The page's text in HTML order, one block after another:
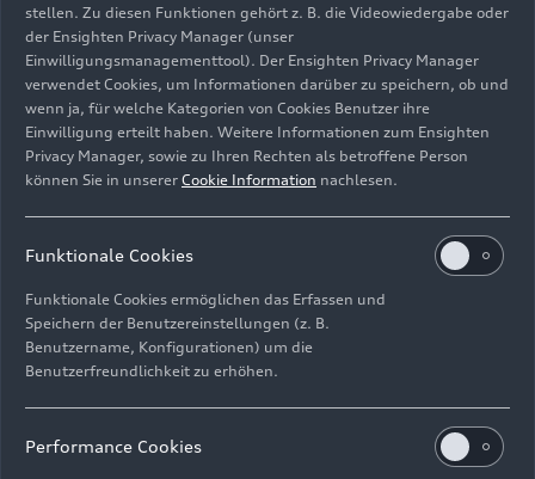
Beim Q4 SUV e-tron quattro
und Q4
Sportbacke-tron quattroperformancesteigt die
maximale DC-Ladeleistung von 175 kW auf185
kW. Auf längeren Reisen hält das die Ladestopps
kurz: Von 10 auf 80 Prozent lässt sich bei einigen
Derivaten die Hochvoltbatterie in rund 27
Reichweite beim Q4 Sportback
e-tron quattroperformance
Hochvoltbatterie lässt sich zudem für eine
bessere Ladeperformance automatisch und
manuell vorkonditionieren.
Audi bietet den Q4e-tronals SUV und Sportback
jeweils mit zwei Batteriegrößen an. Zur Wahl
. Für
stellen. Zu diesen Funktionen gehört z. B. die Videowiedergabe oder
der Ensighten Privacy Manager (unser
Einwilligungsmanagementtool). Der Ensighten Privacy Manager
verwendet Cookies, um Informationen darüber zu speichern, ob und
wenn ja, für welche Kategorien von Cookies Benutzer ihre
Einwilligung erteilt haben. Weitere Informationen zum Ensighten
Privacy Manager, sowie zu Ihren Rechten als betroffene Person
können Sie in unserer Cookie Information nachlesen.
Funktionale Cookies
Funktionale Cookies ermöglichen das Erfassen und
Speichern der Benutzereinstellungen (z. B.
Benutzername, Konfigurationen) um die
Benutzerfreundlichkeit zu erhöhen.
Performance Cookies